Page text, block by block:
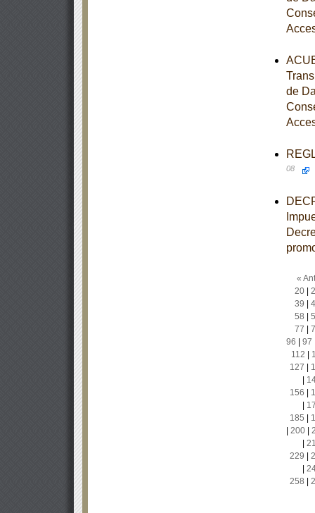
de
08
«
20|
39
58
77
96
97
112
127
156
185
200|
229
258